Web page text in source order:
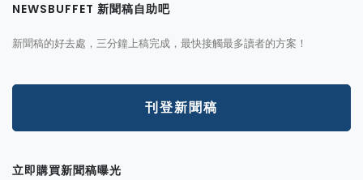
NEWSBUFFET 新聞稿自助吧
新聞稿的好去處，三分鐘上稿完成，最快接觸最多讀者的方案！
刊登新聞稿
立即購買新聞稿曝光